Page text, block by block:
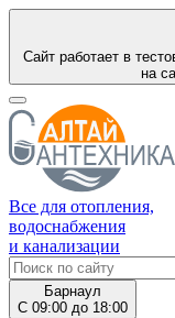
Сайт работает в
на
Все для отопления,
водоснабжения
и канализации
Барнаул
С 09:00 до 18:00